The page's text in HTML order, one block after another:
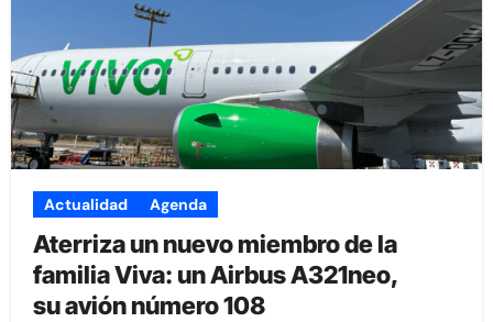
Actualidad Agenda
Aterriza un nuevo miembro de la
familia Viva: un Airbus A321neo,
su avión número 108